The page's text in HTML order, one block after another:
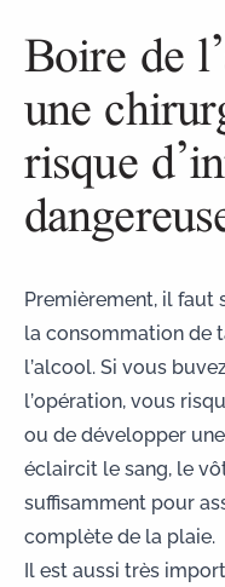
Boire de
une
risque
Premièrement, il faut
la consommation de
l’alcool. Si vous
l’opération, vous
ou de développer
éclaircit le sang, le
suffisamment pour
complète de la plaie.
Il est aussi très